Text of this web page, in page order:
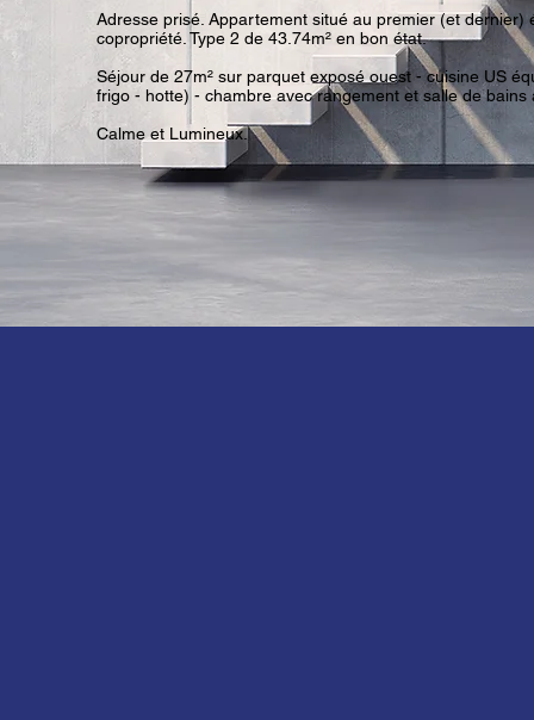
Adresse prisé. Appartement situé au premier (et dernier)
copropriété. Type 2 de 43.74m² en bon état.
Séjour de 27m² sur parquet exposé ouest - cuisine US
frigo - hotte) - chambre avec rangement et salle de bains
Calme et Lumineux.